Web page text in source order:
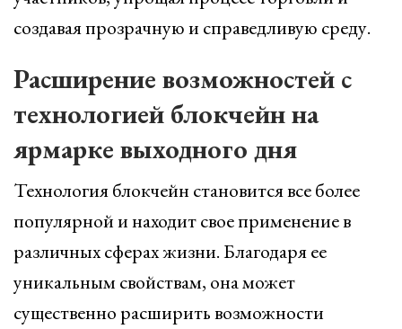
создавая прозрачную и справедливую среду.
Расширение возможностей с
технологией блокчейн на
ярмарке выходного дня
Технология блокчейн становится все более
популярной и находит свое применение в
различных сферах жизни. Благодаря ее
уникальным свойствам, она может
существенно расширить возможности